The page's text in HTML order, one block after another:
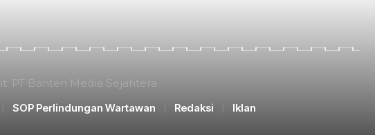
PT Banten Media Sejahtera
SOP Perlindungan Wartawan Redaksi Iklan